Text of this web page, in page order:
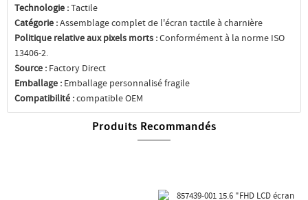
Technologie :Tactile
Catégorie :Assemblage complet de l'écran tactile à charnière
Politique relative aux pixels morts :Conformément à la norme ISO
13406-2.
Source : Factory Direct
Emballage : Emballage personnalisé fragile
Compatibilité :compatible OEM
Produits Recommandés